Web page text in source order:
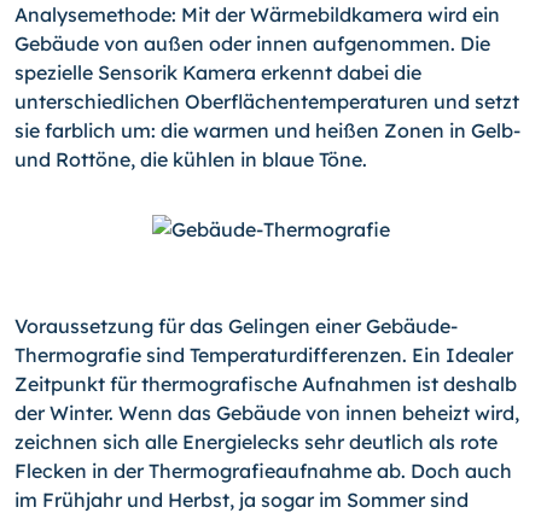
Analysemethode: Mit der Wärmebildkamera wird ein
Gebäude von außen oder innen aufgenommen. Die
spezielle Sensorik Kamera erkennt dabei die
unterschiedlichen Oberflächen­tem­pe­ra­turen und setzt
sie farblich um: die warmen und heißen Zonen in Gelb-
und Rottöne, die kühlen in blaue Töne.
Voraussetzung für das Gelingen einer Gebäude-
Thermografie sind Temperaturdifferenzen. Ein Idealer
Zeitpunkt für thermografische Aufnahmen ist deshalb
der Winter. Wenn das Gebäude von innen beheizt wird,
zeichnen sich alle Energielecks sehr deutlich als rote
Flecken in der Thermografieaufnahme ab. Doch auch
im Frühjahr und Herbst, ja sogar im Sommer sind